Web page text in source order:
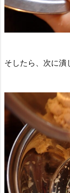
そしたら、次に潰